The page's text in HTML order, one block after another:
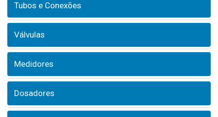
Tubos e Conexões
Válvulas
Medidores
Dosadores